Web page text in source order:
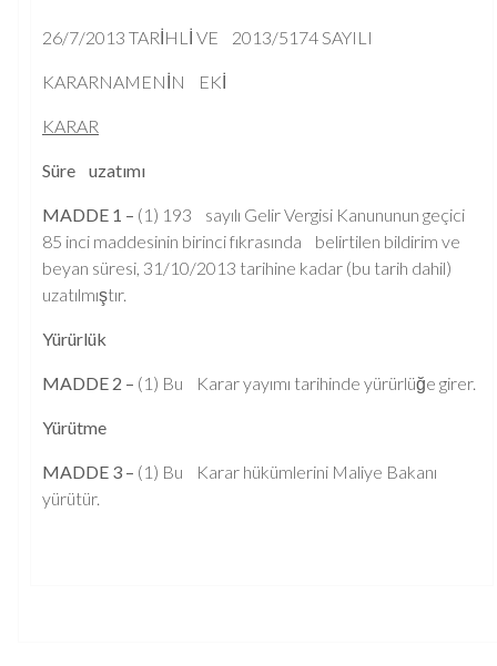
26/7/2013 TARİHLİ VE 2013/5174 SAYILI
KARARNAMENİN EKİ
KARAR
Süre uzatımı
MADDE 1 – (1) 193 sayılı Gelir Vergisi Kanununun geçici
85 inci maddesinin birinci fıkrasında belirtilen bildirim ve
beyan süresi, 31/10/2013 tarihine kadar (bu tarih dahil)
uzatılmıştır.
Yürürlük
MADDE 2 – (1) Bu Karar yayımı tarihinde yürürlüğe girer.
Yürütme
MADDE 3 – (1) Bu Karar hükümlerini Maliye Bakanı
yürütür.